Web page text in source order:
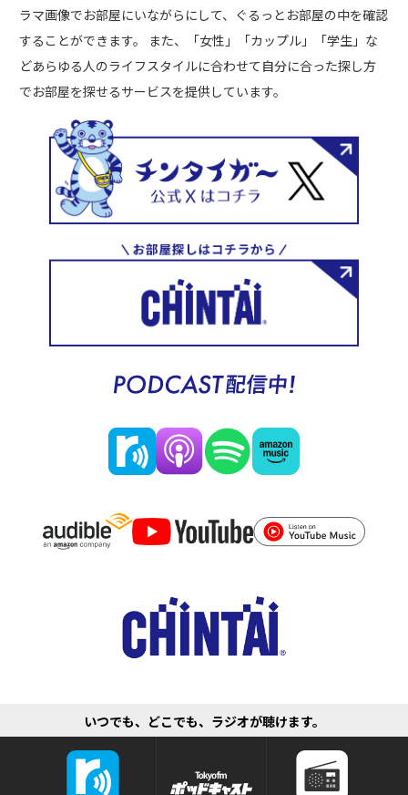
ラマ画像でお部屋にいながらにして、ぐるっとお部屋の中を確認
することができます。 また、「女性」「カップル」「学生」な
どあらゆる人のライフスタイルに合わせて自分に合った探し方
でお部屋を探せるサービスを提供しています。
いつでも、どこでも、ラジオが聴けます。